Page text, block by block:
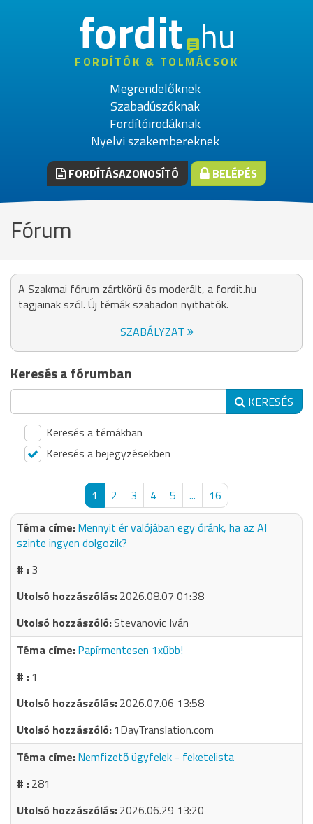
fordithu
FORDÍTÓK & TOLMÁCSOK
Megrendelőknek
Szabadúszóknak
Fordítóirodáknak
Nyelvi szakembereknek
FORDÍTÁSAZONOSÍTÓ BELÉPÉS
Fórum
A Szakmai fórum zártkörű és moderált, a fordit.hu
tagjainak szól. Új témák szabadon nyithatók.
SZABÁLYZAT
Keresés a fórumban
KERESÉS
Keresés a témákban
Keresés a bejegyzésekben
1 2 3 4 5 ...
16
Mennyit ér valójában egy óránk, ha az AI
szinte ingyen dolgozik?
3
2026.08.07 01:38
Stevanovic Iván
Papírmentesen 1xűbb!
1
2026.07.06 13:58
1DayTranslation.com
Nemfizető ügyfelek - feketelista
281
2026.06.29 13:20